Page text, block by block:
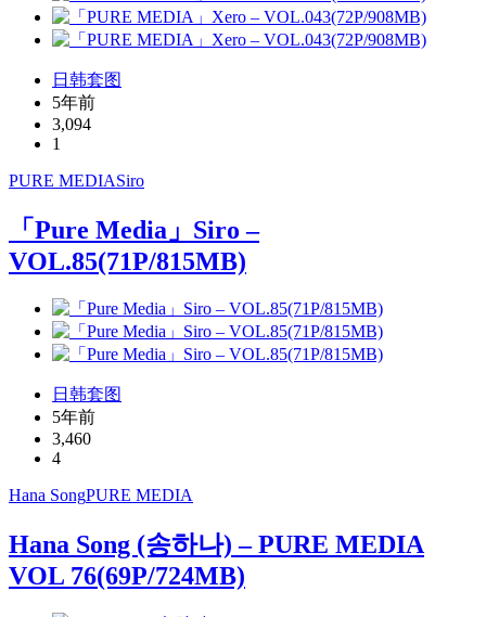
日韩套图
5年前
3,094
1
PURE MEDIASiro
「Pure Media」Siro –
VOL.85(71P/815MB)
日韩套图
5年前
3,460
4
Hana SongPURE MEDIA
Hana Song (송하나) – PURE MEDIA
VOL 76(69P/724MB)